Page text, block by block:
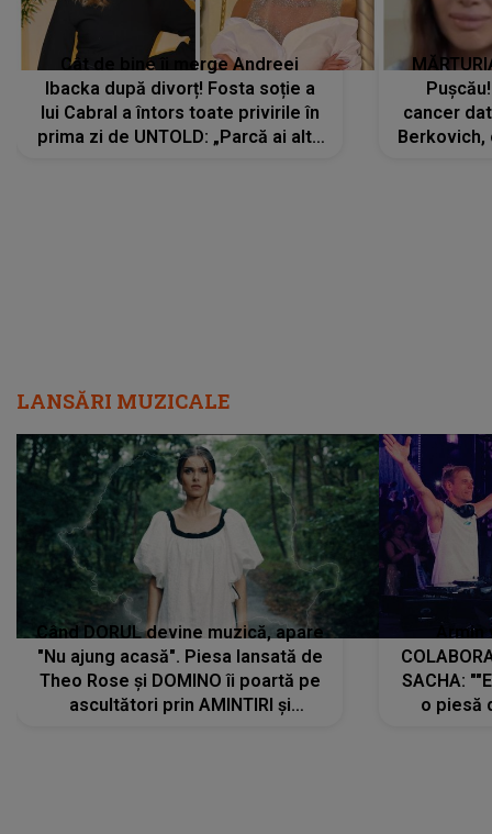
Cât de bine îi merge Andreei
Ibacka după divorț! Fosta soție a
lui Cabral a întors toate privirile în
prima zi de UNTOLD: „Parcă ai altă
cancer
Berkovich,
LANSĂRI MUZICALE
Când DORUL devine muzică, apare
"Nu ajung acasă". Piesa lansată de
Theo Rose și DOMINO îi poartă pe
ascultători prin AMINTIRI și
SACHA:
o piesă